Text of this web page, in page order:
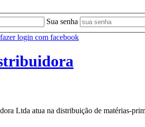
Sua senha
fazer login com facebook
Ltda atua na distribuição de matérias-